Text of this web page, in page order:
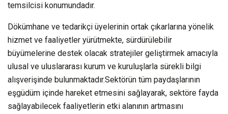
temsilcisi konumundadır.
Dökümhane ve tedarikçi üyelerinin ortak çıkarlarına yönelik
hizmet ve faaliyetler yürütmekte, sürdürülebilir
büyümelerine destek olacak stratejiler geliştirmek amacıyla
ulusal ve uluslararası kurum ve kuruluşlarla sürekli bilgi
alışverişinde bulunmaktadır.Sektörün tüm paydaşlarının
eşgüdüm içinde hareket etmesini sağlayarak, sektöre fayda
sağlayabilecek faaliyetlerin etki alanının artmasını